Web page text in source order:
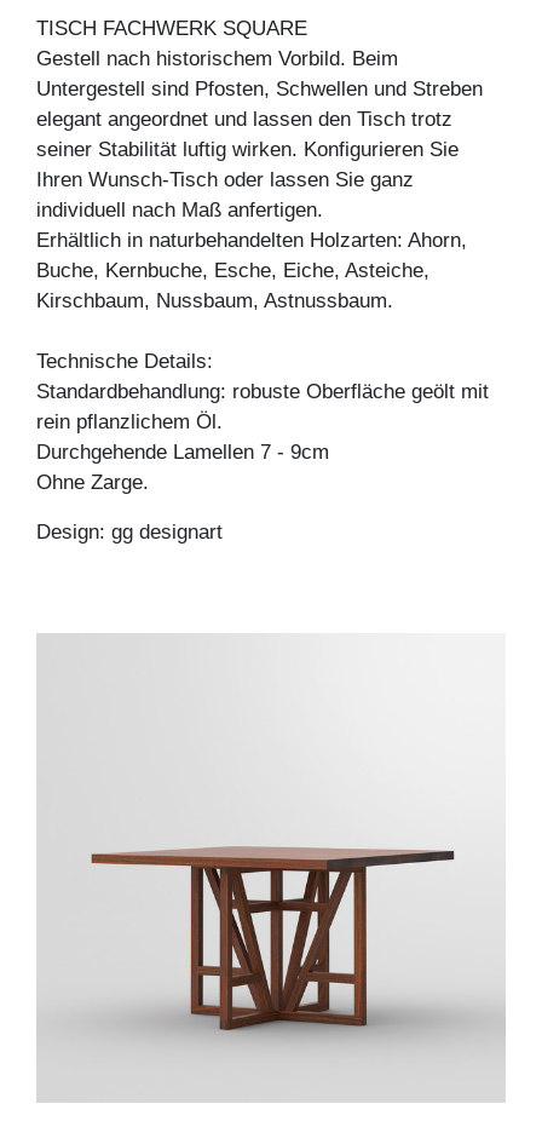
TISCH FACHWERK SQUARE
Gestell nach historischem Vorbild. Beim
Untergestell sind Pfosten, Schwellen und Streben
elegant angeordnet und lassen den Tisch trotz
seiner Stabilität luftig wirken. Konfigurieren Sie
Ihren Wunsch-Tisch oder lassen Sie ganz
individuell nach Maß anfertigen.
Erhältlich in naturbehandelten Holzarten: Ahorn,
Buche, Kernbuche, Esche, Eiche, Asteiche,
Kirschbaum, Nussbaum, Astnussbaum.
Technische Details:
Standardbehandlung: robuste Oberfläche geölt mit
rein pflanzlichem Öl.
Durchgehende Lamellen 7 - 9cm
Ohne Zarge.
Design: gg designart